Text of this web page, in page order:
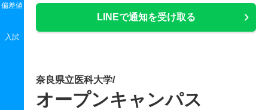
LINEで通知を受け取る
偏差値
入試
奈良県立医科大学/
オープンキャンパス